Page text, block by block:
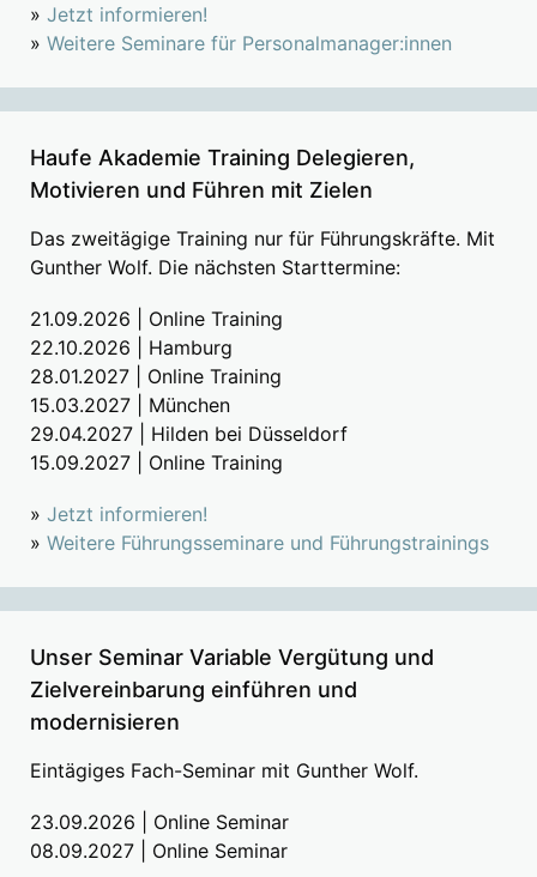
» Jetzt informieren!
» Weitere Seminare für Personalmanager:innen
Haufe Akademie Training Delegieren,
Motivieren und Führen mit Zielen
Das zweitägige Training nur für Führungskräfte. Mit
Gunther Wolf. Die nächsten Starttermine:
21.09.2026 | Online Training
22.10.2026 | Hamburg
28.01.2027 | Online Training
15.03.2027 | München
29.04.2027 | Hilden bei Düsseldorf
15.09.2027 | Online Training
» Jetzt informieren!
» Weitere Führungsseminare und Führungstrainings
Unser Seminar Variable Vergütung und
Zielvereinbarung einführen und
modernisieren
Eintägiges Fach-Seminar mit Gunther Wolf.
23.09.2026 | Online Seminar
08.09.2027 | Online Seminar